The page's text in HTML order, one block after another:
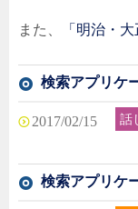
また、 「明治・
検索アプリケ
2017/02/15 話
検索アプリケ